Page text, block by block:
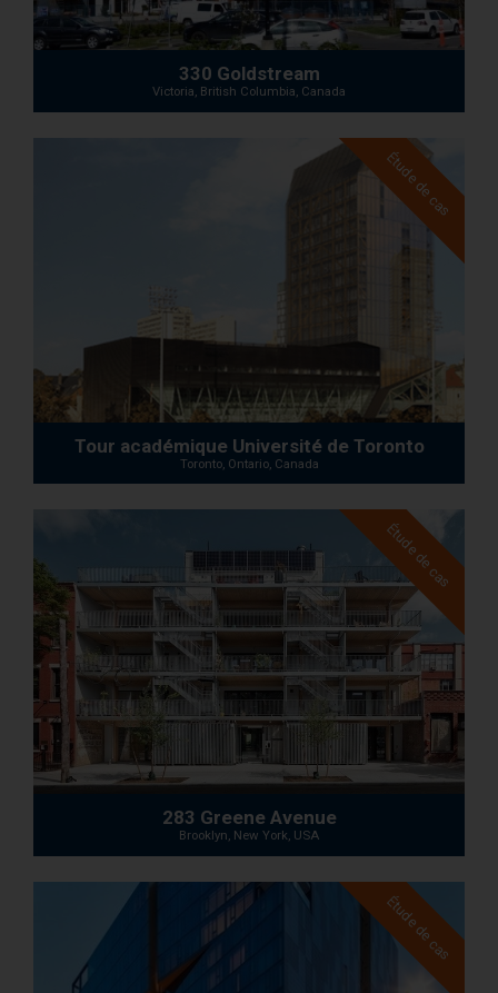
330 Goldstream
Victoria, British Columbia, Canada
Étude de cas
Tour académique Université de Toronto
Toronto, Ontario, Canada
Étude de cas
283 Greene Avenue
Brooklyn, New York, USA
Étude de cas